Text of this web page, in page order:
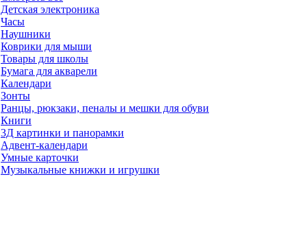
Детская электроника
Часы
Наушники
Коврики для мыши
Товары для школы
Бумага для акварели
Календари
Зонты
Ранцы, рюкзаки, пеналы и мешки для обуви
Книги
3Д картинки и панорамки
Адвент-календари
Умные карточки
Музыкальные книжки и игрушки